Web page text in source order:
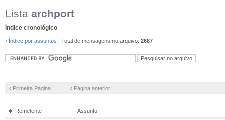
Lista archport
Índice cronológico
› Índice por assuntos | Total de mensagens no arquivo: 2687
‹ Primeira Página ‹ Página anterior
Remetente Assunto